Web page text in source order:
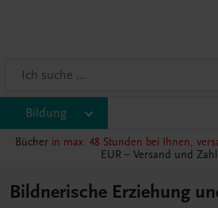
Bildung
Bücher in max. 48 Stunden bei Ihnen,
EUR – Versand und
Bildnerische Erziehung